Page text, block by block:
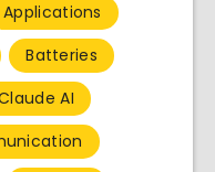
Applications
Batteries
AI